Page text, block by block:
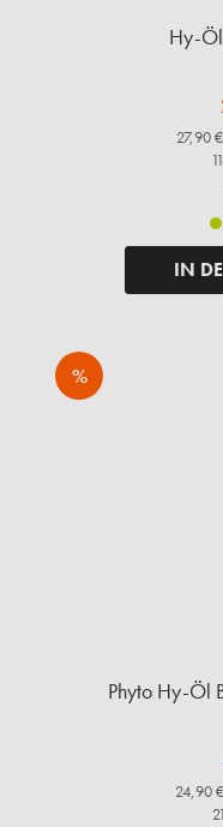
Hy-
27,90
IN
%
Phyto Hy-Öl
24,90